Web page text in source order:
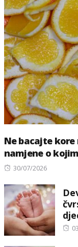
Ne bacajte
namjene o
Posted
30/07/2026